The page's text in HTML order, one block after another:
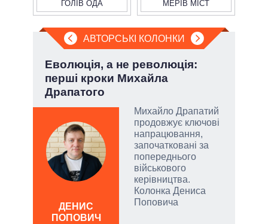
ГОЛІВ ОДА МЕРІВ МІСТ
АВТОРСЬКІ КОЛОНКИ
Еволюція, а не революція:
перші кроки Михайла
Драпатого
Михайло Драпатий
продовжує ключові
напрацювання,
започатковані за
попереднього
військового
керівництва.
Колонка Дениса
Поповича
ДЕНИС
ПОПОВИЧ